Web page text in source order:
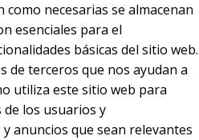
como necesarias se almacenan
esenciales para el
básicas del sitio web.
de terceros que nos ayudan a
utiliza este sitio web para
los usuarios y
anuncios que sean relevantes